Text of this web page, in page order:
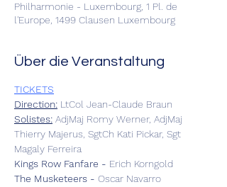
Philharmonie - Luxembourg, 1 Pl. de
l'Europe, 1499 Clausen Luxembourg
Über die Veranstaltung
TICKETS
Direction: LtCol Jean-Claude Braun
Solistes: AdjMaj Romy Werner, AdjMaj
Thierry Majerus, SgtCh Kati Pickar, Sgt
Magaly Ferreira
Kings Row Fanfare - Erich Korngold
The Musketeers - Oscar Navarro